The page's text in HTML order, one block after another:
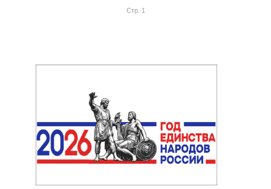
Стр. 1